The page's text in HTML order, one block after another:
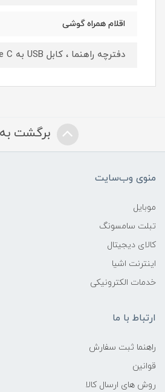
اقلام همراه گوشی
دفترچه‌ راهنما ، کابل USB به Type C
برگشت به
منوی وب‌سایت
موبایل
تبلت سامسونگ
کالای دیجیتال
اینترنت اشیا
خدمات الکترونیکی
ارتباط با ما
راهنما ثبت سفارش
قوانین
روش های ارسال کالا